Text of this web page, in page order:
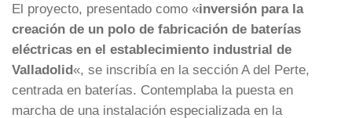
El proyecto, presentado como «inversión para la
creación de un polo de fabricación de baterías
eléctricas en el establecimiento industrial de
Valladolid«, se inscribía en la sección A del Perte,
centrada en baterías. Contemplaba la puesta en
marcha de una instalación especializada en la